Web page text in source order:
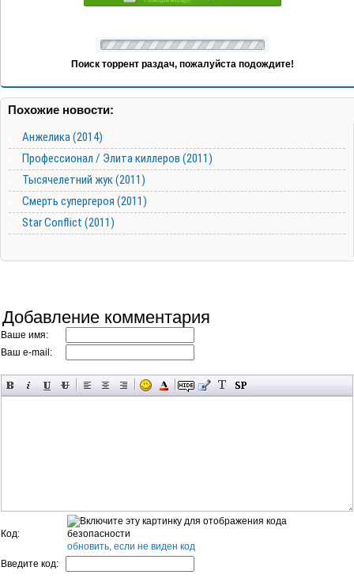
Поиск торрент раздач, пожалуйста подождите!
Похожие новости:
Анжелика (2014)
Профессионал / Элита киллеров (2011)
Тысячелетний жук (2011)
Смерть супергероя (2011)
Star Conflict (2011)
Добавление комментария
Ваше имя:
Ваш e-mail:
Код:
обновить, если не виден код
Введите код: